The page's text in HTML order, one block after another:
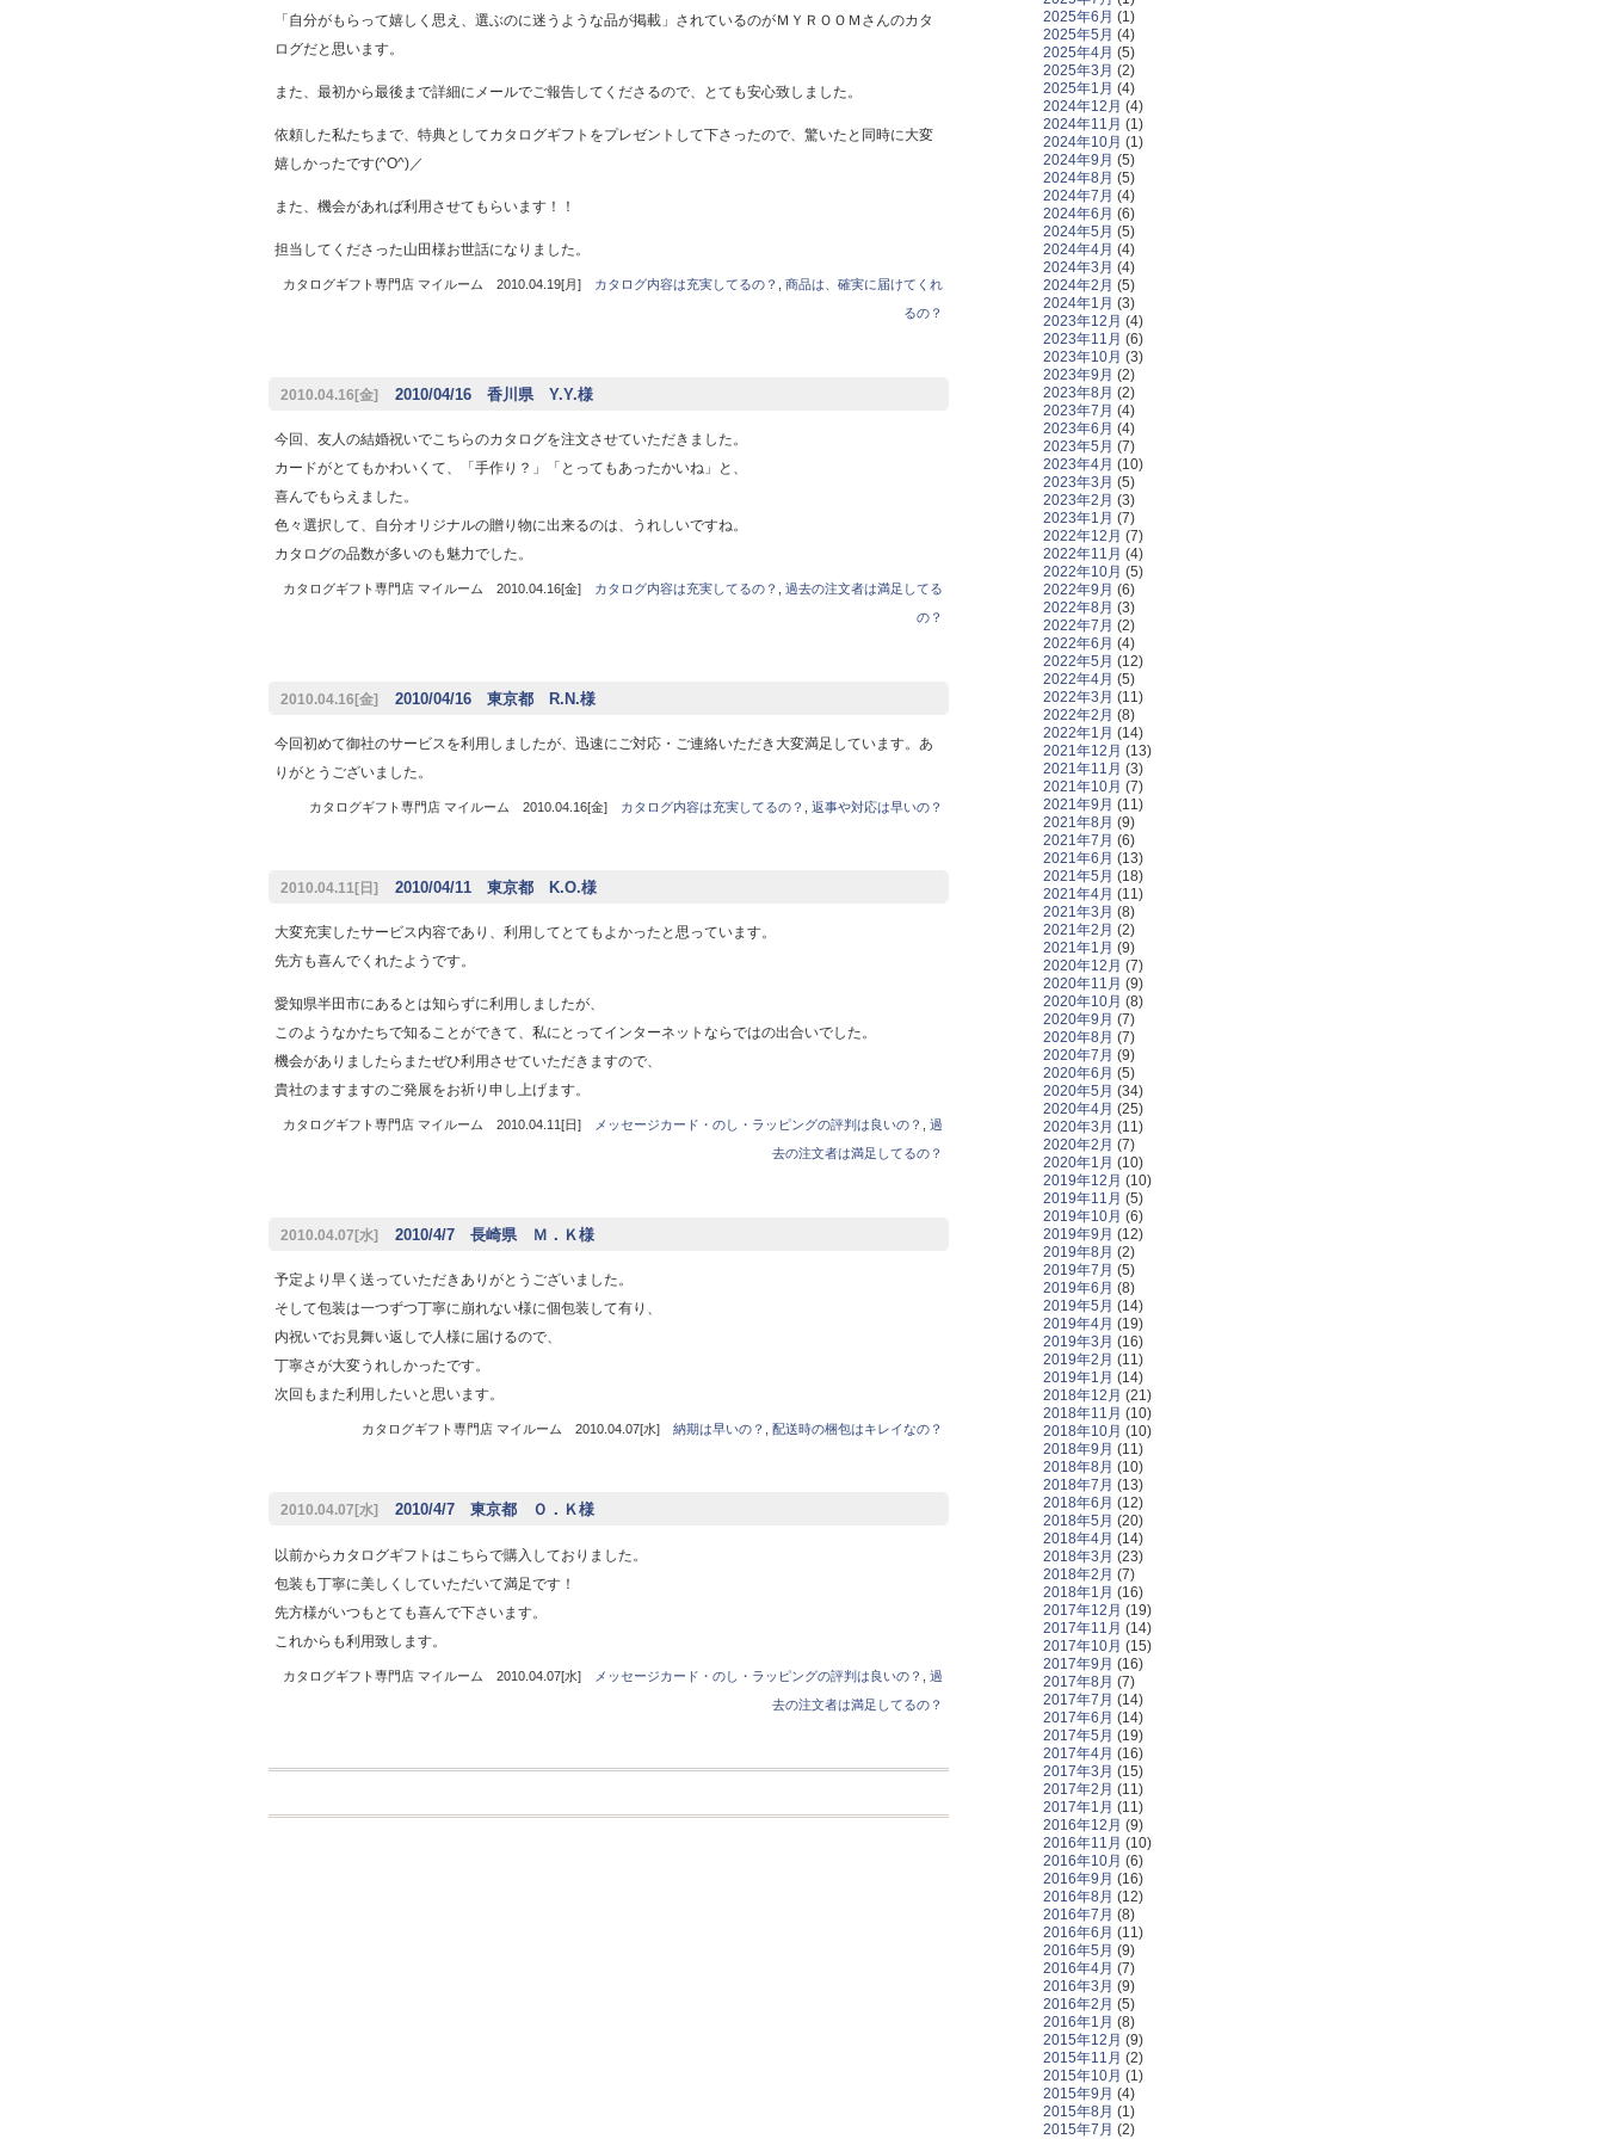
「自分がもらって嬉しく思え、選ぶのに迷うような品が掲載」されているのがＭＹＲＯＯＭさんのカタ
ログだと思います。
また、最初から最後まで詳細にメールでご報告してくださるので、とても安心致しました。
依頼した私たちまで、特典としてカタログギフトをプレゼントして下さったので、驚いたと同時に大変
嬉しかったです(^O^)／
また、機会があれば利用させてもらいます！！
担当してくださった山田様お世話になりました。
カタログギフト専門店 マイルーム 2010.04.19[月] カタログ内容は充実してるの？ , 商品は、確実に届けてくれ
るの？
2010.04.16[金] 2010/04/16 香川県 Y.Y.様
今回、友人の結婚祝いでこちらのカタログを注文させていただきました。
カードがとてもかわいくて、「手作り？」「とってもあったかいね」と、
喜んでもらえました。
色々選択して、自分オリジナルの贈り物に出来るのは、うれしいですね。
カタログの品数が多いのも魅力でした。
カタログギフト専門店 マイルーム 2010.04.16[金] カタログ内容は充実してるの？
過去の注文者は満足してる
の？
2010.04.16[金] 2010/04/16 東京都 R.N.様
今回初めて御社のサービスを利用しましたが、迅速にご対応・ご連絡いただき大変満足しています。あ
りがとうございました。
カタログギフト専門店 マイルーム 2010.04.16[金] カタログ内容は充実してるの？ 返事や対応は早いの？
2010.04.11[日] 2010/04/11 東京都 K.O.様
大変充実したサービス内容であり、利用してとてもよかったと思っています。
先方も喜んでくれたようです。
愛知県半田市にあるとは知らずに利用しましたが、
このようなかたちで知ることができて、私にとってインターネットならではの出合いでした。
機会がありましたらまたぜひ利用させていただきますので、
貴社のますますのご発展をお祈り申し上げます。
カタログギフト専門店 マイルーム 2010.04.11[日] メッセージカード・のし・ラッピングの評判は良いの？
過
去の注文者は満足してるの？
2010.04.07[水] 2010/4/7 長崎県 Ｍ．Ｋ様
予定より早く送っていただきありがとうございました。
そして包装は一つずつ丁寧に崩れない様に個包装して有り、
内祝いでお見舞い返しで人様に届けるので、
丁寧さが大変うれしかったです。
次回もまた利用したいと思います。
カタログギフト専門店 マイルーム 2010.04.07[水] 納期は早いの？ 配送時の梱包はキレイなの？
2010.04.07[水] 2010/4/7 東京都 Ｏ．Ｋ様
以前からカタログギフトはこちらで購入しておりました。
包装も丁寧に美しくしていただいて満足です！
先方様がいつもとても喜んで下さいます。
これからも利用致します。
カタログギフト専門店 マイルーム 2010.04.07[水] メッセージカード・のし・ラッピングの評判は良いの？
過
去の注文者は満足してるの？
2025年6月 (1)
2025年5月 (4)
2025年4月 (5)
2025年3月 (2)
2025年1月 (4)
2024年12月 (4)
2024年11月 (1)
2024年10月 (1)
2024年9月 (5)
2024年8月 (5)
2024年7月 (4)
2024年6月 (6)
2024年5月 (5)
2024年4月 (4)
2024年3月 (4)
2024年2月 (5)
2024年1月 (3)
2023年12月 (4)
2023年11月 (6)
2023年10月 (3)
2023年9月 (2)
2023年8月 (2)
2023年7月 (4)
2023年6月 (4)
2023年5月 (7)
2023年4月 (10)
2023年3月 (5)
2023年2月 (3)
2023年1月 (7)
2022年12月 (7)
2022年11月 (4)
2022年10月 (5)
2022年9月 (6)
2022年8月 (3)
2022年7月 (2)
2022年6月 (4)
2022年5月 (12)
2022年4月 (5)
2022年3月 (11)
2022年2月 (8)
2022年1月 (14)
2021年12月 (13)
2021年11月 (3)
2021年10月 (7)
2021年9月 (11)
2021年8月 (9)
2021年7月 (6)
2021年6月 (13)
2021年5月 (18)
2021年4月 (11)
2021年3月 (8)
2021年2月 (2)
2021年1月 (9)
2020年12月 (7)
2020年11月 (9)
2020年10月 (8)
2020年9月 (7)
2020年8月 (7)
2020年7月 (9)
2020年6月 (5)
2020年5月 (34)
2020年4月 (25)
2020年3月 (11)
2020年2月 (7)
2020年1月 (10)
2019年12月 (10)
2019年11月 (5)
2019年10月 (6)
2019年9月 (12)
2019年8月 (2)
2019年7月 (5)
2019年6月 (8)
2019年5月 (14)
2019年4月 (19)
2019年3月 (16)
2019年2月 (11)
2019年1月 (14)
2018年12月 (21)
2018年11月 (10)
2018年10月 (10)
2018年9月 (11)
2018年8月 (10)
2018年7月 (13)
2018年6月 (12)
2018年5月 (20)
2018年4月 (14)
2018年3月 (23)
2018年2月 (7)
2018年1月 (16)
2017年12月 (19)
2017年11月 (14)
2017年10月 (15)
2017年9月 (16)
2017年8月 (7)
2017年7月 (14)
2017年6月 (14)
2017年5月 (19)
2017年4月 (16)
2017年3月 (15)
2017年2月 (11)
2017年1月 (11)
2016年12月 (9)
2016年11月 (10)
2016年10月 (6)
2016年9月 (16)
2016年8月 (12)
2016年7月 (8)
2016年6月 (11)
2016年5月 (9)
2016年4月 (7)
2016年3月 (9)
2016年2月 (5)
2016年1月 (8)
2015年12月 (9)
2015年11月 (2)
2015年10月 (1)
2015年9月 (4)
2015年8月 (1)
2015年7月 (2)